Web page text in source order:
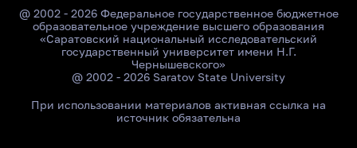
@ 2002 - 2026 Федеральное государственное бюджетное
образовательное учреждение высшего образования
«Саратовский национальный исследовательский
государственный университет имени Н.Г.
Чернышевского»
@ 2002 - 2026 Saratov State University
При использовании материалов активная ссылка на
источник обязательна